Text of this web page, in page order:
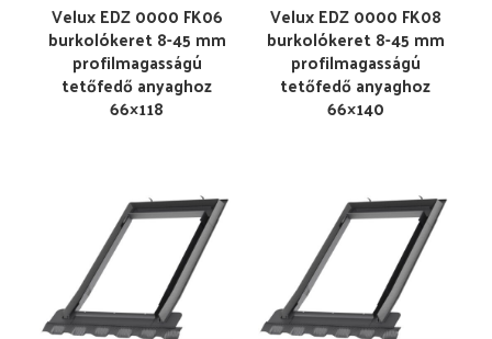
Velux EDZ 0000 FK06
burkolókeret 8-45 mm
profilmagasságú
tetőfedő anyaghoz
66×118
Velux EDZ 0000 FK08
burkolókeret 8-45 mm
profilmagasságú
tetőfedő anyaghoz
66×140